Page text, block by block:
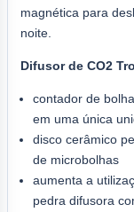
magnética para
noite.
Difusor de CO2
contador de
em uma única
disco cerâmico
de microbolhas
aumenta a
pedra difusora